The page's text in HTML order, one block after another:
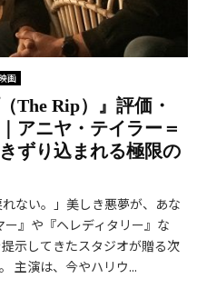
画
The Rip）』評価・
アニヤ・テイラー＝
ずり込まれる極限の
ない。」美しき悪夢が、あな
』や『ヘレディタリー』な
示してきたスタジオが贈る次
主演は、今やハリウ...